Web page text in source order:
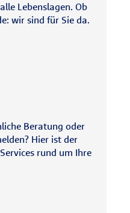
Lebenslagen. Ob
wir sind für Sie da.
Beratung oder
Hier ist der
rund um Ihre